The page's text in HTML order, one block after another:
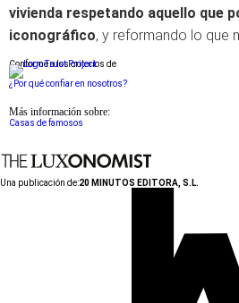
vivienda respetando aquello que
iconográfico, y reformando lo que
Conforme a los criterios de
¿Por qué confiar en nosotros?
Más información sobre:
Casas de famosos
Una publicación de:20 MINUTOS EDITORA, S.L.